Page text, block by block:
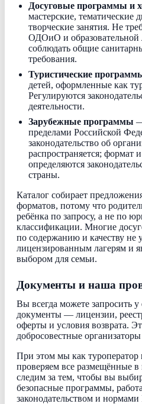
Досуговые программы и
мастерские, тематические
творческие занятия. Не
ОДОиО и образовательной
соблюдать общие
требования.
Туристические
детей, оформленные как
Регулируются
деятельности.
Зарубежные программы
пределами Российской
законодательство об
распространяется; формат
определяются
страны.
Каталог собирает
форматов, потому что
ребёнка по запросу, а не по
классификации. Многие
по содержанию и качеству не
лицензированным лагерям и
выбором для семьи.
Документы и наша
Вы всегда можете запросить
документы — лицензии,
оферты и условия возврата.
добросовестные
При этом мы как туроператор
проверяем все размещённые в
следим за тем, чтобы вы
безопасные программы,
законодательством и